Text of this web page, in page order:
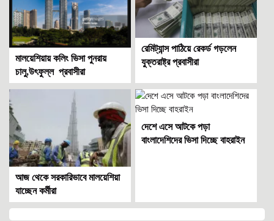
মালয়েশিয়ায় কলিং ভিসা পুনরায়
চালু,উৎফুল্ল প্রবাসীরা
রেমিট্যান্স পাঠিয়ে রেকর্ড গড়লেন
যুক্তরাষ্ট্র প্রবাসীরা
আজ থেকে সরকারিভাবে মালয়েশিয়া
যাচ্ছেন কর্মীরা
দেশে এসে আটকে পড়া
বাংলাদেশিদের ভিসা দিচ্ছে বাহরাইন